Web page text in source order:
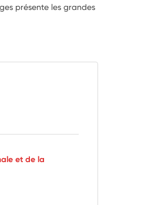
présente les grandes
et de la